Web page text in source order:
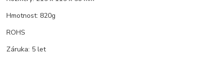
Hmotnost: 820g
ROHS
Záruka: 5 let